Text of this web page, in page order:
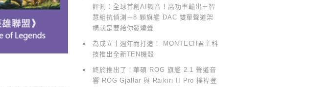
評測：全球首創AI調音！高功率輸出＋智
慧組抗偵測＋8 顆旗艦 DAC 雙單聲道架
構就是要給你發燒聲
為成立十週年而打造！ MONTECH君主科
技推出全新TEN機殼
終於推出了！華碩 ROG 旗艦 2.1 聲道音
響 ROG Gjallar 與 Raikiri II Pro 搖桿登